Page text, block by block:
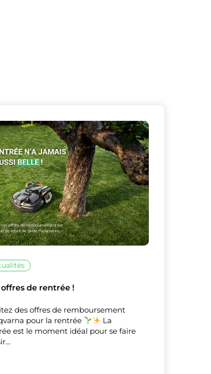
que
XMasquer le bandeau
offres de rentrée !
des offres de remboursement
pour la rentrée
La
est le moment idéal pour se faire